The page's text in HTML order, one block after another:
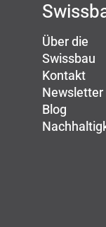
Über die
Swissbau
Kontakt
Newsletter
Blog